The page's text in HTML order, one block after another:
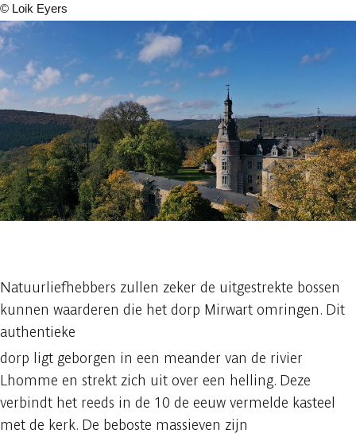
© Loik Eyers
Natuurliefhebbers zullen zeker de uitgestrekte bossen
kunnen waarderen die het dorp Mirwart omringen. Dit
authentieke
dorp ligt geborgen in een meander van de rivier
Lhomme en strekt zich uit over een helling. Deze
verbindt het reeds in de 10 de eeuw vermelde kasteel
met de kerk. De beboste massieven zijn